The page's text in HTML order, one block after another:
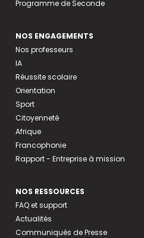
Programme de Seconde
NOS ENGAGEMENTS
Nos professeurs
IA
Réussite scolaire
Orientation
Sport
Citoyenneté
Afrique
Francophonie
Rapport - Entreprise à mission
NOS RESSOURCES
FAQ et support
Actualités
Communiqués de Presse